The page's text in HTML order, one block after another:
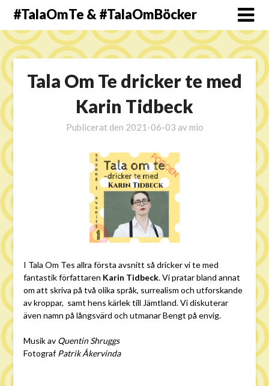
#TalaOmTe & #TalaOmBöcker
Tala Om Te dricker te med
Karin Tidbeck
Publicerat den 2021-06-03 av mio
I Tala Om Tes allra första avsnitt så dricker vi te med
fantastik författaren Karin Tidbeck. Vi pratar bland annat
om att skriva på två olika språk, surrealism och utforskande
av kroppar, samt hens kärlek till Jämtland. Vi diskuterar
även namn på långsvärd och utmanar Bengt på envig.
Musik av Quentin Shruggs
FotografPatrik Åkervinda